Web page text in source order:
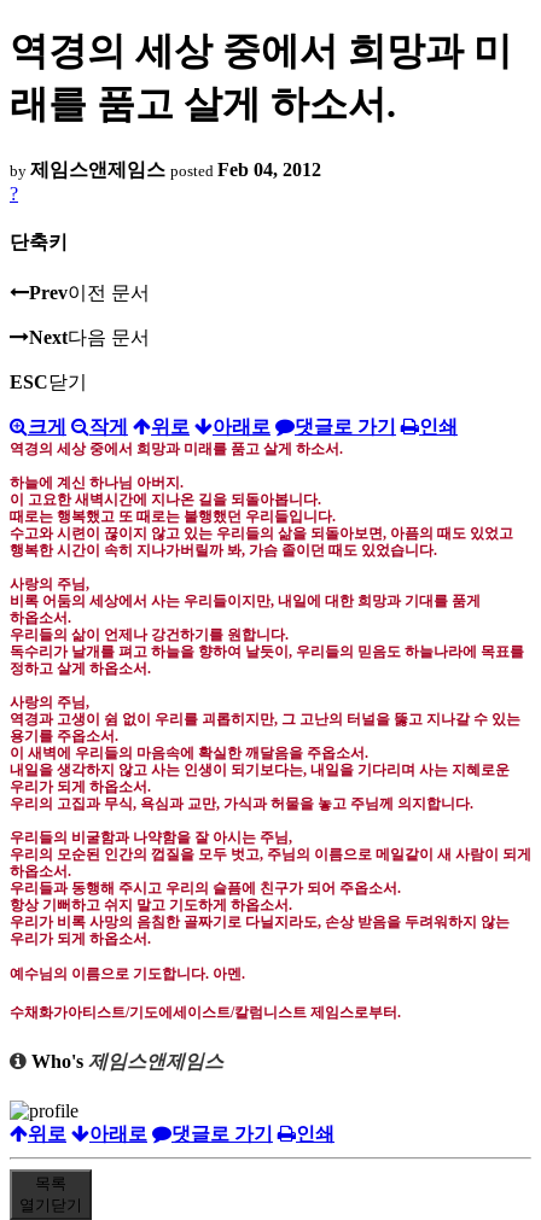
역경의 세상 중에서 희망과 미
래를 품고 살게 하소서.
by 제임스앤제임스 posted Feb 04, 2012
?
단축키
Prev이전 문서
Next다음 문서
ESC닫기
크게 작게 위로 아래로 댓글로 가기 인쇄
역경의 세상 중에서 희망과 미래를 품고 살게 하소서.
하늘에 계신 하나님 아버지 .
이 고요한 새벽시간에 지나온 길을 되돌아봅니다.
때로는 행복했고 또 때로는 불행했던 우리들입니다.
수고와 시련이 끊이지 않고 있는 우리들의 삶을 되돌아보면, 아픔의 때도 있었고
행복한 시간이 속히 지나가버릴까 봐, 가슴 졸이던 때도 있었습니다.
사랑의 주님,
비록 어둠의 세상에서 사는 우리들이지만, 내일에 대한 희망과 기대를 품게
하옵소서.
우리들의 삶이 언제나 강건하기를 원합니다.
독수리가 날개를 펴고 하늘을 향하여 날듯이 , 우리들의 믿음도 하늘나라에 목표를
정하고 살게 하옵소서.
사랑의 주님,
역경과 고생이 쉼 없이 우리를 괴롭히지만, 그 고난의 터널을 뚫고 지나갈 수 있는
용기를 주옵소서.
이 새벽에 우리들의 마음속에 확실한 깨달음을 주옵소서.
내일을 생각하지 않고 사는 인생이 되기보다는, 내일을 기다리며 사는 지혜로운
우리가 되게 하옵소서.
우리의 고집과 무식, 욕심과 교만, 가식과 허물을 놓고 주님께 의지합니다.
우리들의 비굴함과 나약함을 잘 아시는 주님,
우리의 모순된 인간의 껍질을 모두 벗고, 주님의 이름으로 메일같이 새 사람이 되게
하옵소서.
우리들과 동행해 주시고 우리의 슬픔에 친구가 되어 주옵소서.
항상 기뻐하고 쉬지 말고 기도하게 하옵소서.
우리가 비록 사망의 음침한 골짜기로 다닐지라도, 손상 받음을 두려워하지 않는
우리가 되게 하옵소서.
예수님의 이름으로 기도합니다. 아멘.
수채화가아티스트/기도에세이스트/칼럼니스트 제임스로부터.
Who's 제임스앤제임스
위로 아래로 댓글로 가기 인쇄
목록
열기 닫기